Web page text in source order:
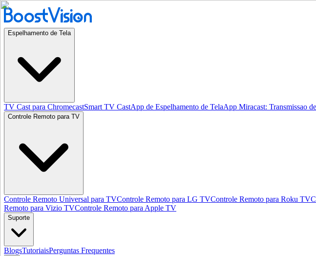
Espelhamento de Tela
TV Cast para ChromecastSmart TV CastApp de Espelhamento de TelaApp Miracast: Transmissao
Controle Remoto para TV
Controle Remoto Universal para TVControle Remoto para LG TVControle Remoto para Roku TV
Remoto para Vizio TVControle Remoto para Apple TV
Suporte
BlogsTutoriaisPerguntas Frequentes